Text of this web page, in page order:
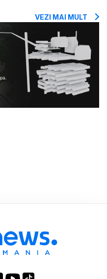
VEZI MAI MULT